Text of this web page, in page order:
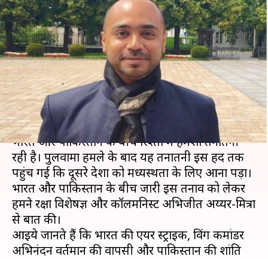
#NewsBytesExclusive: भारत-
पाक तनाव पर सुरक्षा विशेषज्ञ
अभिजीत अय्यर-मित्रा से खास
बातचीत
लेखन प्रमोद कुमार Mar 02, 2019 04:28 pm
क्या है खबर?
भारत और पाकिस्तान के बीच रिश्तों में हमेशा तनातनी
रही है। पुलवामा हमले के बाद यह तनातनी इस हद तक
पहुंच गई कि दूसरे देशों को मध्यस्थता के लिए आना पड़ा।
भारत और पाकिस्तान के बीच जारी इस तनाव को लेकर
हमने रक्षा विशेषज्ञ और कॉलमनिस्ट अभिजीत अय्यर-मित्रा
से बात की।
आइये जानते हैं कि भारत की एयर स्ट्राइक, विंग कमांडर
अभिनंदन वर्तमान की वापसी और पाकिस्तान की शांति